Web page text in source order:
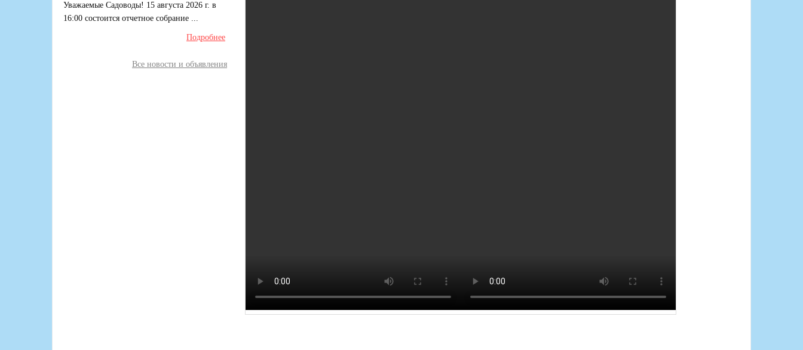
Уважаемые Садоводы! 15 августа 2026 г. в
16:00 состоится отчетное собрание ...
Подробнее
Все новости и объявления